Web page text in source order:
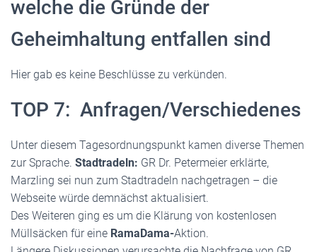
welche die Gründe der
Geheimhaltung entfallen sind
Hier gab es keine Beschlüsse zu verkünden.
TOP 7: Anfragen/Verschiedenes
Unter diesem Tagesordnungspunkt kamen diverse Themen
zur Sprache. Stadtradeln: GR Dr. Petermeier erklärte,
Marzling sei nun zum Stadtradeln nachgetragen – die
Webseite würde demnächst aktualisiert.
Des Weiteren ging es um die Klärung von kostenlosen
Müllsäcken für eine RamaDama-Aktion.